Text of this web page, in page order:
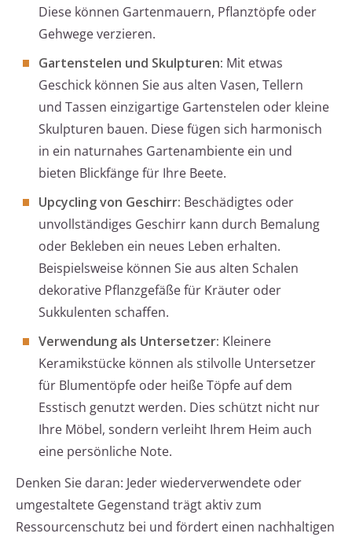
Diese können Gartenmauern, Pflanztöpfe oder
Gehwege verzieren.
Gartenstelen und Skulpturen: Mit etwas
Geschick können Sie aus alten Vasen, Tellern
und Tassen einzigartige Gartenstelen oder kleine
Skulpturen bauen. Diese fügen sich harmonisch
in ein naturnahes Gartenambiente ein und
bieten Blickfänge für Ihre Beete.
Upcycling von Geschirr: Beschädigtes oder
unvollständiges Geschirr kann durch Bemalung
oder Bekleben ein neues Leben erhalten.
Beispielsweise können Sie aus alten Schalen
dekorative Pflanzgefäße für Kräuter oder
Sukkulenten schaffen.
Verwendung als Untersetzer: Kleinere
Keramikstücke können als stilvolle Untersetzer
für Blumentöpfe oder heiße Töpfe auf dem
Esstisch genutzt werden. Dies schützt nicht nur
Ihre Möbel, sondern verleiht Ihrem Heim auch
eine persönliche Note.
Denken Sie daran: Jeder wiederverwendete oder
umgestaltete Gegenstand trägt aktiv zum
Ressourcenschutz bei und fördert einen nachhaltigen